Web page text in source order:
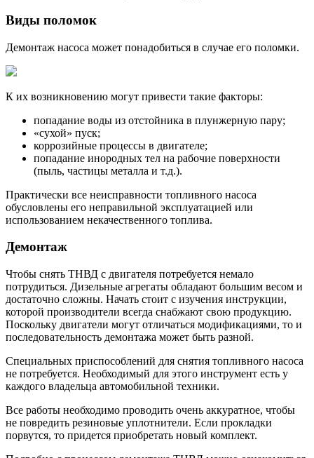
Виды поломок
Демонтаж насоса может понадобиться в случае его поломки.
К их возникновению могут привести такие факторы:
попадание воды из отстойника в плунжерную пару;
«сухой» пуск;
коррозийные процессы в двигателе;
попадание инородных тел на рабочие поверхности
(пыль, частицы металла и т.д.).
Практически все неисправности топливного насоса
обусловлены его неправильной эксплуатацией или
использованием некачественного топлива.
Демонтаж
Чтобы снять ТНВД с двигателя потребуется немало
потрудиться. Дизельные агрегаты обладают большим весом и
достаточно сложны. Начать стоит с изучения инструкции,
которой производители всегда снабжают свою продукцию.
Поскольку двигатели могут отличаться модификациями, то и
последовательность демонтажа может быть разной.
Специальных приспособлений для снятия топливного насоса
не потребуется. Необходимый для этого инструмент есть у
каждого владельца автомобильной техники.
Все работы необходимо проводить очень аккуратное, чтобы
не повредить резиновые уплотнители. Если прокладки
порвутся, то придется приобретать новый комплект.